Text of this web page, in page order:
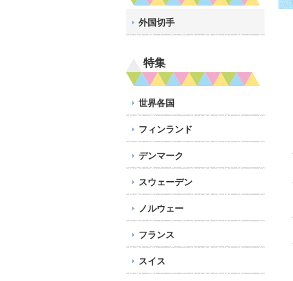
外国切手
特集
世界各国
フィンランド
デンマーク
スウェーデン
ノルウェー
フランス
スイス